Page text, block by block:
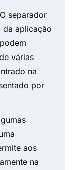
separador
da aplicação
várias
na
por
aos
na